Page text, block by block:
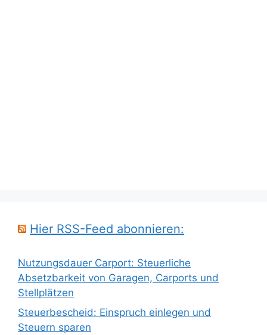
Hier RSS-Feed abonnieren:
Nutzungsdauer Carport: Steuerliche
Absetzbarkeit von Garagen, Carports und
Stellplätzen
Steuerbescheid: Einspruch einlegen und
Steuern sparen